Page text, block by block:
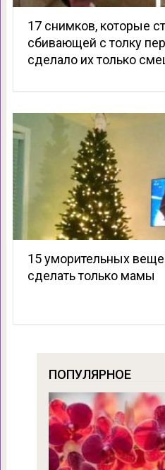
17 снимков, которые
сбивающей с толку
сделало их только
15 уморительных
сделать только мамы
ПОПУЛЯРНОЕ